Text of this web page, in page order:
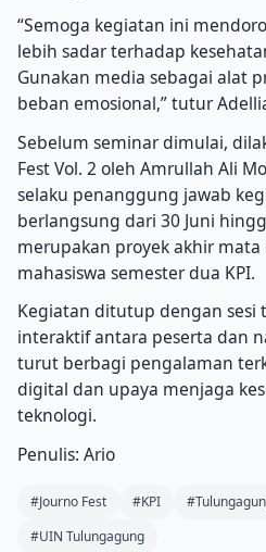
“Semoga kegiatan ini
lebih sadar terhadap
Gunakan media sebagai alat
beban emosional,” tutur
Sebelum seminar dimulai,
Fest Vol. 2 oleh Amrullah Ali
selaku penanggung jawab
berlangsung dari 30 Juni
merupakan proyek akhir mata
mahasiswa semester dua KPI.
Kegiatan ditutup dengan sesi
interaktif antara peserta dan
turut berbagi pengalaman
digital dan upaya menjaga
teknologi.
Penulis: Ario
#Journo Fest #KPI
#UIN Tulungagung